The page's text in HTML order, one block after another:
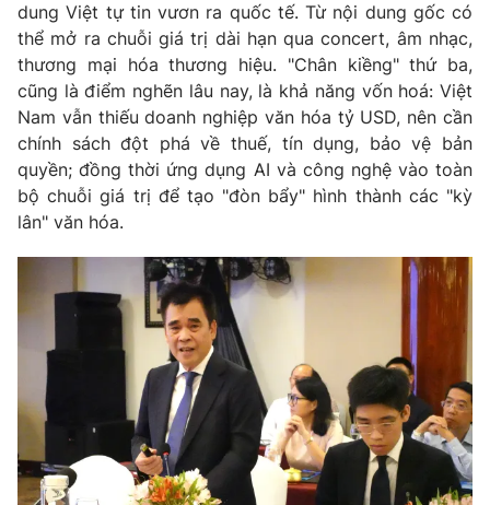
Email: toasoan@vtv.vn
Liên hệ quảng cáo: 024-7300.7108
® Cấm sao chép dưới mọi hình thức nếu không có sự chấp
thuận bằng văn bản. Ghi rõ nguồn VTV.vn khi phát hành lại
thông tin từ website này.
dung Việt tự tin vươn ra quốc tế. Từ nội dung gốc có
thể mở ra chuỗi giá trị dài hạn qua concert, âm nhạc,
thương mại hóa thương hiệu. "Chân kiềng" thứ ba,
cũng là điểm nghẽn lâu nay, là khả năng vốn hoá: Việt
Nam vẫn thiếu doanh nghiệp văn hóa tỷ USD, nên cần
chính sách đột phá về thuế, tín dụng, bảo vệ bản
quyền; đồng thời ứng dụng AI và công nghệ vào toàn
bộ chuỗi giá trị để tạo "đòn bẩy" hình thành các "kỳ
lân" văn hóa.